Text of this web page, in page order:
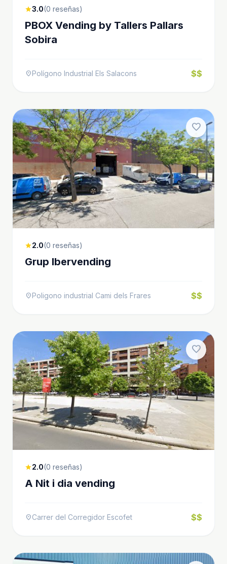
star3.0(0 reseñas)
PBOX Vending by Tallers Pallars
Sobira
location_onPolígono Industrial Els Salacons $$
favorite
star2.0(0 reseñas)
Grup Ibervending
location_onPoligono industrial Cami dels Frares $$
favorite
star2.0(0 reseñas)
A Nit i dia vending
location_onCarrer del Corregidor Escofet $$